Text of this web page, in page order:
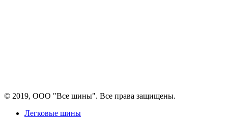
© 2019, ООО "Все шины". Все права защищены.
Легковые шины